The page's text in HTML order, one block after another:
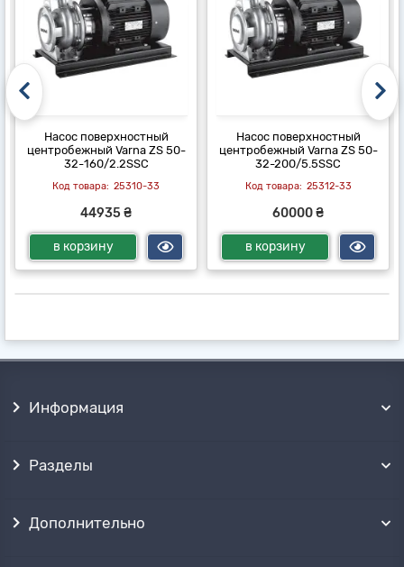
Насос поверхностный
центробежный Varna ZS 50-
32-160/2.2SSC
25310-33
44935 ₴
в корзину
Насос поверхностный
центробежный Varna ZS 50-
32-200/5.5SSC
25312-33
60000 ₴
в корзину
Информация
Разделы
Дополнительно